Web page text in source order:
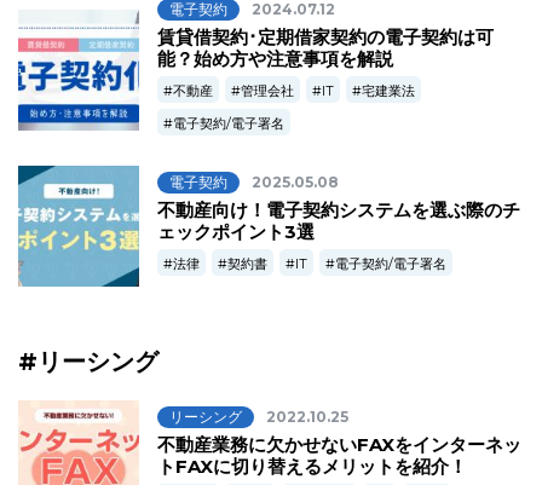
電子契約 2024.07.12
賃貸借契約･定期借家契約の電子契約は可
能？始め方や注意事項を解説
不動産 管理会社 IT
宅建業法
電子契約/電子署名
電子契約 2025.05.08
不動産向け！電子契約システムを選ぶ際のチ
ェックポイント3選
法律 契約書 IT 電子契約/電子署名
#リーシング
リーシング 2022.10.25
不動産業務に欠かせないFAXをインターネッ
トFAXに切り替えるメリットを紹介！